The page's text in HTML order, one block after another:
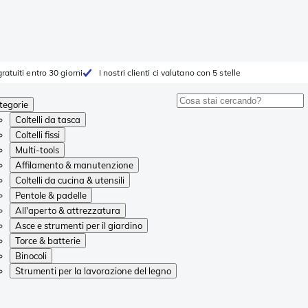
entro 30 giorni I nostri clienti ci valutano con 5 stelle
Coltelli da tasca
Coltelli fissi
Multi-tools
Affilamento & manutenzione
Coltelli da cucina & utensili
Pentole & padelle
All'aperto & attrezzatura
Asce e strumenti per il giardino
Torce & batterie
Binocoli
Strumenti per la lavorazione del legno